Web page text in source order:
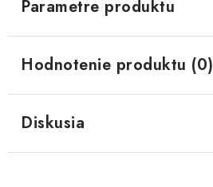
Parametre produktu
Hodnotenie produktu (0)
Diskusia